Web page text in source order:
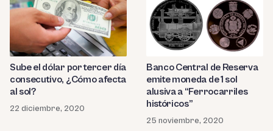
Sube el dólar por tercer día
consecutivo, ¿Cómo afecta
al sol?
22 diciembre, 2020
Banco Central de Reserva
emite moneda de 1 sol
alusiva a “Ferrocarriles
históricos”
25 noviembre, 2020